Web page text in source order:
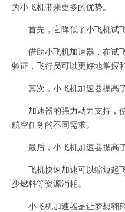
为小飞机带来更多的优势。
首先，它降低了小飞机试飞
借助小飞机加速器，在试
验证，飞行员可以更好地掌握
其次，小飞机加速器提高了
加速器的强力动力支持，
航空任务的不同需求。
最后，小飞机加速器提高了
飞机快速加速可以缩短起
少燃料等资源消耗。
小飞机加速器是让梦想翱翔